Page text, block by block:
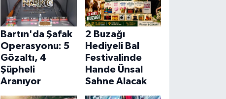
Bartın'da Şafak
Operasyonu: 5
Gözaltı, 4
Şüpheli
Aranıyor
2 Buzağı
Hediyeli Bal
Festivalinde
Hande Ünsal
Sahne Alacak